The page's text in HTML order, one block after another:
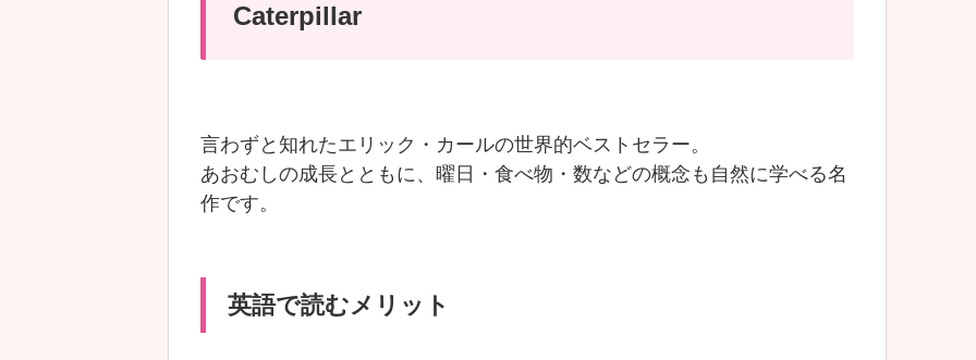
Caterpillar
言わずと知れたエリック・カールの世界的ベストセラー。
あおむしの成長とともに、曜日・食べ物・数などの概念も自然に学べる名
作です。
英語で読むメリット